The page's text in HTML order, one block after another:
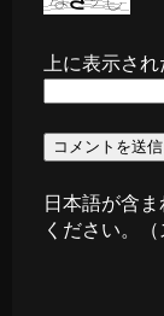
上に表示さ
日本語が含
ください。（